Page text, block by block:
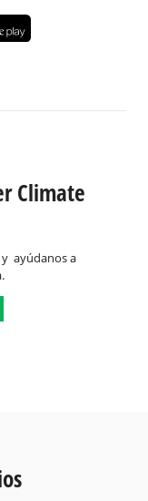
Climate
ayúdanos a